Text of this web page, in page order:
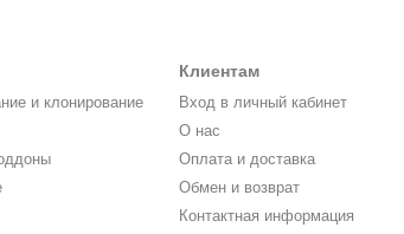
и клонирование
Клиентам
Вход в личный кабинет
О нас
Оплата и доставка
Обмен и возврат
Контактная информация